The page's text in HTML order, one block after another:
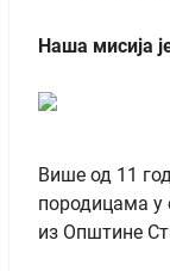
Наша мисија
Више од 11
породицама у
из Општине